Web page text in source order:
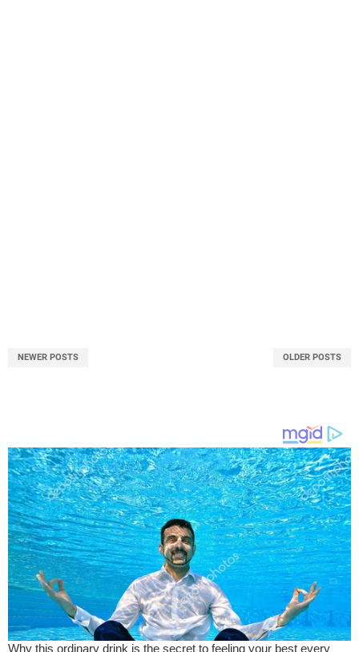
NEWER POSTS OLDER POSTS